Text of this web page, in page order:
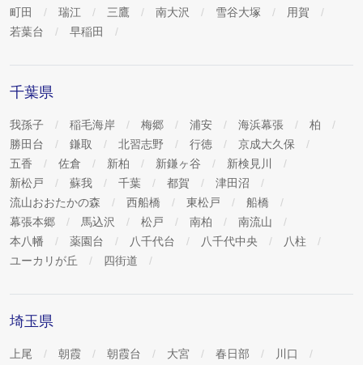
町田
瑞江 三鷹 南大沢 雪谷大塚
用賀
若葉台
早稲田
千葉県
我孫子 稲毛海岸 梅郷 浦安 海浜幕張
柏
勝田台
鎌取 北習志野 行徳
京成大久保
五香
佐倉 新柏 新鎌ヶ谷
新検見川
新松戸
蘇我 千葉 都賀
津田沼
流山おおたかの森
西船橋 東松戸
船橋
幕張本郷
馬込沢 松戸 南柏
南流山
本八幡
薬園台 八千代台 八千代中央
八柱
ユーカリが丘
四街道
埼玉県
上尾 朝霞 朝霞台 大宮 春日部
川口